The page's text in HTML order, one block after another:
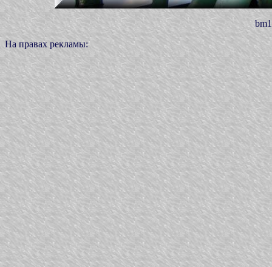
На правах рекламы: